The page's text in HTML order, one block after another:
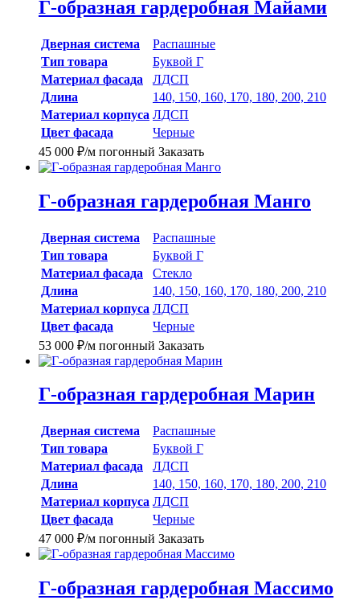
Г-образная гардеробная Майами
Дверная система
Распашные
Тип товара
Буквой Г
Материал фасада
ЛДСП
Длина
140, 150, 160, 170, 180, 200, 210
Материал корпуса ЛДСП
Цвет фасада
Черные
45 000 ₽/м погонный Заказать
Г-образная гардеробная Манго
Дверная система
Распашные
Тип товара
Буквой Г
Материал фасада
Стекло
Длина
140, 150, 160, 170, 180, 200, 210
Материал корпуса ЛДСП
Цвет фасада
Черные
53 000 ₽/м погонный Заказать
Г-образная гардеробная Марин
Дверная система
Распашные
Тип товара
Буквой Г
Материал фасада
ЛДСП
Длина
140, 150, 160, 170, 180, 200, 210
Материал корпуса ЛДСП
Цвет фасада
Черные
47 000 ₽/м погонный Заказать
Г-образная гардеробная Массимо